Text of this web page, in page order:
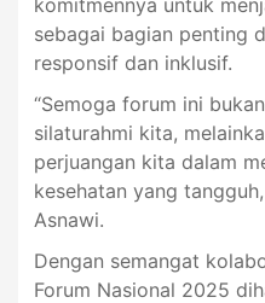
sebagai bagian penting
responsif dan inklusif.
“Semoga forum ini
silaturahmi kita,
perjuangan kita dalam
kesehatan yang
Asnawi.
Dengan semangat
Forum Nasional 2025